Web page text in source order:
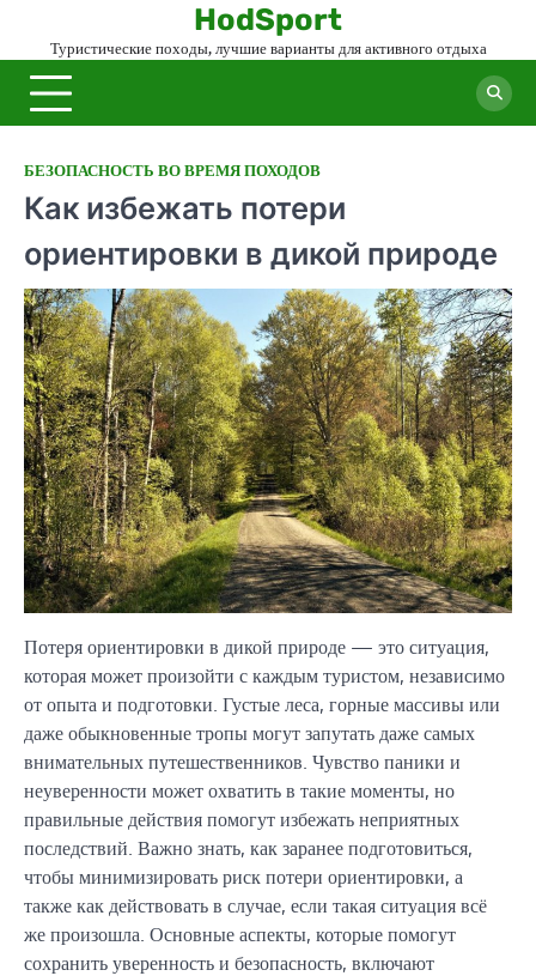
content
HodSport
Туристические походы, лучшие варианты для активного отдыха
БЕЗОПАСНОСТЬ ВО ВРЕМЯ ПОХОДОВ
Как избежать потери
ориентировки в дикой природе
Потеря ориентировки в дикой природе — это ситуация,
которая может произойти с каждым туристом, независимо
от опыта и подготовки. Густые леса, горные массивы или
даже обыкновенные тропы могут запутать даже самых
внимательных путешественников. Чувство паники и
неуверенности может охватить в такие моменты, но
правильные действия помогут избежать неприятных
последствий. Важно знать, как заранее подготовиться,
чтобы минимизировать риск потери ориентировки, а
также как действовать в случае, если такая ситуация всё
же произошла. Основные аспекты, которые помогут
сохранить уверенность и безопасность, включают